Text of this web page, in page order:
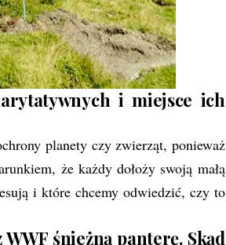
i miejsce ich
planety czy zwierząt, ponieważ
że każdy dołoży swoją małą
i które chcemy odwiedzić, czy to
śnieżną panterę. Skąd